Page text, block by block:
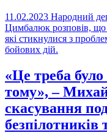
11.02.2023 Народний
Цимбалюк розповів, що
які стикнулися з
бойових дій.
«Це треба
тому», –
скасування
безпілотників